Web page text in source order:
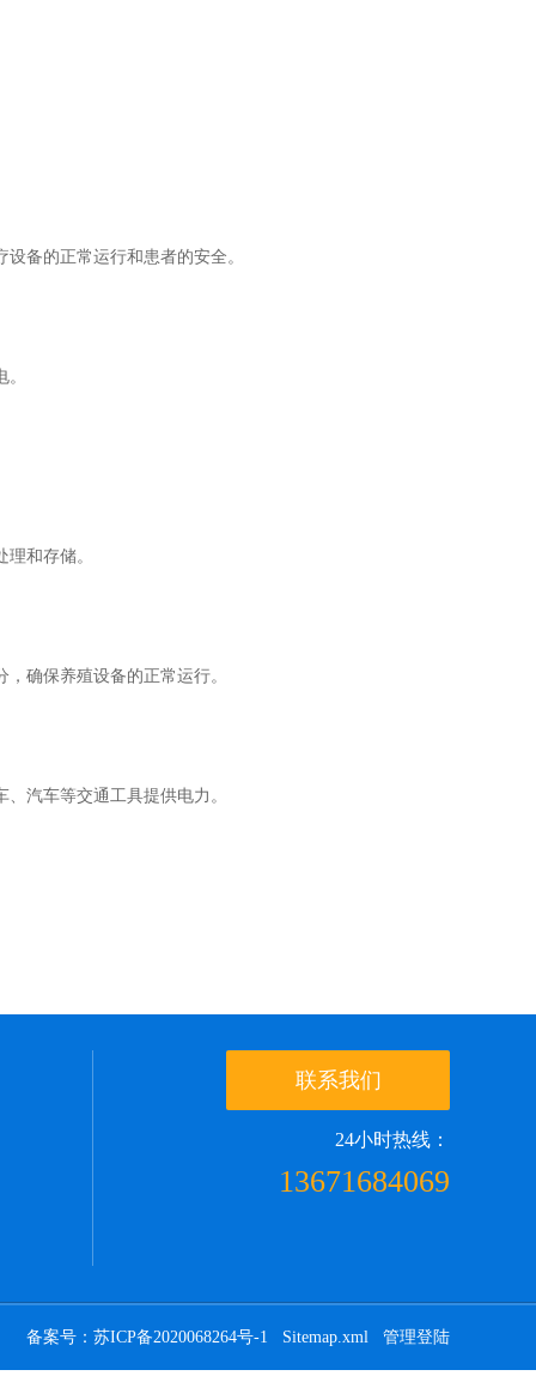
备的正常运行和患者的安全。
和存储。
确保养殖设备的正常运行。
汽车等交通工具提供电力。
联系我们
24小时热线：
13671684069
备案号：苏ICP备2020068264号-1 Sitemap.xml 管理登陆